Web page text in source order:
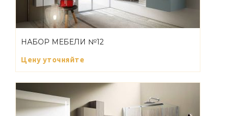
НАБОР МЕБЕЛИ №12
Цену уточняйте